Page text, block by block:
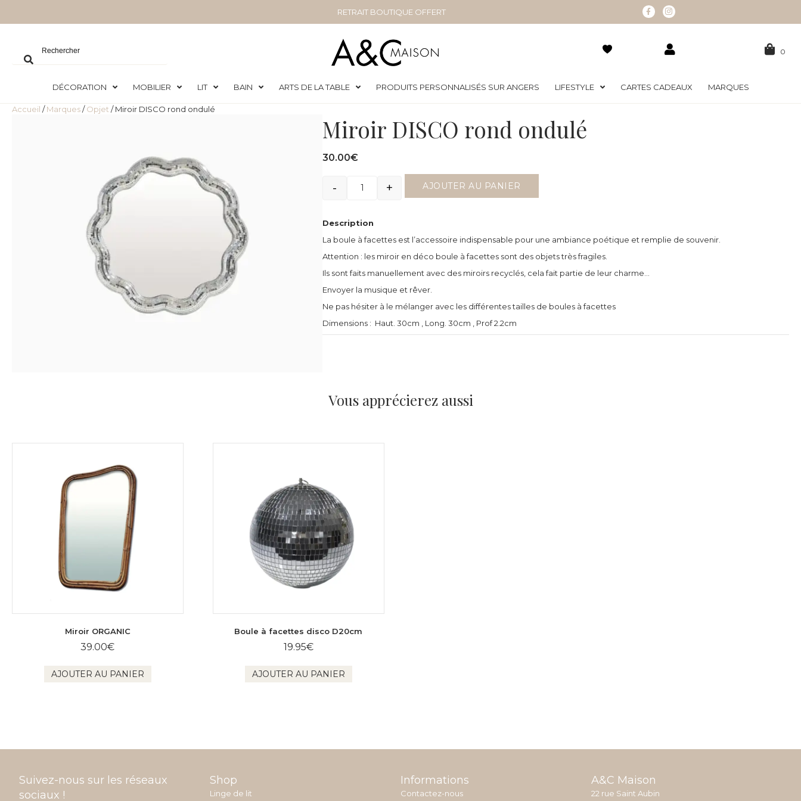
RETRAIT BOUTIQUE OFFERT
0
DÉCORATION MOBILIER LIT BAIN ARTS DE LA TABLE PRODUITS PERSONNALISÉS SUR ANGERS LIFESTYLE CARTES CADEAUX MARQUES
Accueil /Marques/Opjet / Miroir DISCO rond ondulé
Miroir DISCO rond ondulé
30.00€
Quantité
- + AJOUTER AU PANIER
Description
La boule à facettes est l’accessoire indispensable pour une ambiance poétique et remplie de souvenir.
Attention : les miroir en déco boule à facettes sont des objets très fragiles.
Ils sont faits manuellement avec des miroirs recyclés, cela fait partie de leur charme…
Envoyer la musique et rêver.
Ne pas hésiter à le mélanger avec les différentes tailles de boules à facettes
Dimensions : Haut. 30cm , Long. 30cm , Prof 2.2cm
Vous apprécierez aussi
Miroir ORGANIC
39.00€
AJOUTER AU PANIER
Boule à facettes disco D20cm
19.95€
AJOUTER AU PANIER
Suivez-nous sur les réseaux
sociaux !
Shop
Linge de lit
Informations
Contactez-nous
A&C Maison
22 rue Saint Aubin